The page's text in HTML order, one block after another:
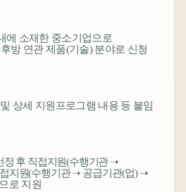
에 소재한 중소기업으로
후방 연관 제품(기술) 분야로 신청
상세 지원프로그램 내용 등 붙임
정 후 직접지원(수행기관➝
지원(수행기관 ➝ 공급기관(업)➝
로 지원